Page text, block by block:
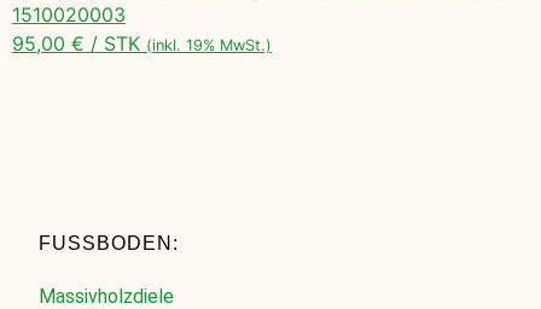
1510020003
95,00 € / STK (inkl. 19% MwSt.)
FUSSBODEN:
Massivholzdiele